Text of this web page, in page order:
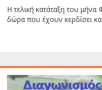
Η τελική κατάταξη του μήνα
δώρα που έχουν κερδίσει